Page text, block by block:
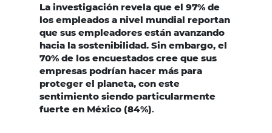
La investigación revela que el 97% de
los empleados a nivel mundial reportan
que sus empleadores están avanzando
hacia la sostenibilidad. Sin embargo, el
70% de los encuestados cree que sus
empresas podrían hacer más para
proteger el planeta, con este
sentimiento siendo particularmente
fuerte en México (84%).